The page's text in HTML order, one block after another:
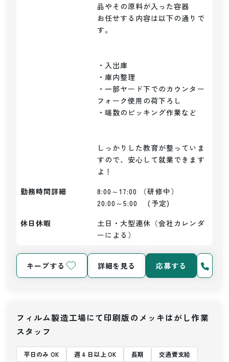
品やその原料が入った容器
お任せする内容は以下の通りで
す。
・入出庫
・庫内整理
・一部ヤード下でのカウンター
フォーク使用の荷下ろし
・端数のピッキング作業など
しっかりした教育が整っていま
すので、安心して就業できます
よ！
勤務時間詳細
8:00～17:00 （研修中）
20:00～5:00　 (予定)
休日休暇
土日・大型連休（会社カレンダ
ーによる）
キープする 詳細を見る 応募する
フィルム製造工場にて印刷版のメッキはがし作業
スタッフ
平日のみ OK 週 4 日以上 OK 長期 交通費支給